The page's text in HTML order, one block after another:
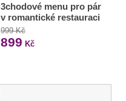
3chodové menu pro pár
v romantické restauraci
999 Kč
899 Kč